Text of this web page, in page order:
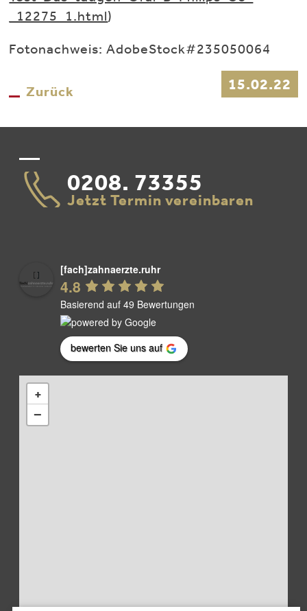
15.02.22
_12275_1.html)
Fotonachweis: AdobeStock#235050064
Zurück
0208. 73355
Jetzt Termin vereinbaren
[fach]zahnaerzte.ruhr
4.8
Basierend auf 49 Bewertungen
bewerten Sie uns auf
+
−